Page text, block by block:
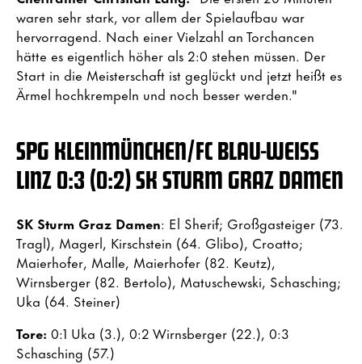
waren sehr stark, vor allem der Spielaufbau war
hervorragend. Nach einer Vielzahl an Torchancen
hätte es eigentlich höher als 2:0 stehen müssen. Der
Start in die Meisterschaft ist geglückt und jetzt heißt es
Ärmel hochkrempeln und noch besser werden."
SPG KLEINMÜNCHEN/FC BLAU-WEISS L
INZ 0:3 (0:2) SK STURM GRAZ DAMEN
SK Sturm Graz Damen: El Sherif; Großgasteiger (73.
Tragl), Magerl, Kirschstein (64. Glibo), Croatto;
Maierhofer, Malle, Maierhofer (82. Keutz),
Wirnsberger (82. Bertolo), Matuschewski, Schasching;
Uka (64. Steiner)
Tore: 0:1 Uka (3.), 0:2 Wirnsberger (22.), 0:3
Schasching (57.)